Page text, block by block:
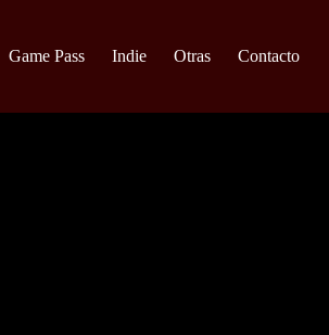
Game Pass Indie Otras Contacto